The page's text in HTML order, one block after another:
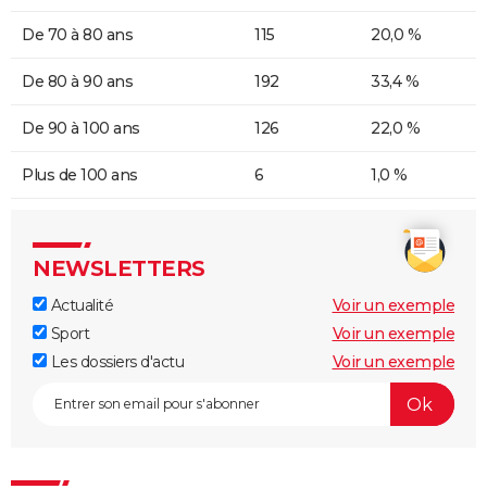
De 70 à 80 ans 115 20,0 %
De 80 à 90 ans 192 33,4 %
De 90 à 100 ans 126 22,0 %
Plus de 100 ans 6 1,0 %
NEWSLETTERS
Actualité
Voir un exemple
Sport
Voir un exemple
Les dossiers d'actu
Voir un exemple